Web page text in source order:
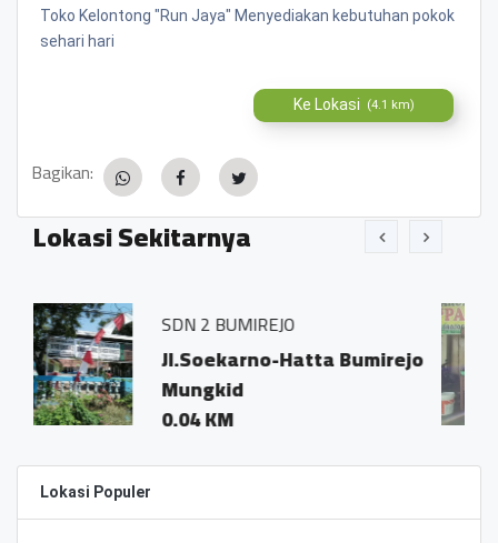
Toko Kelontong "Run Jaya" Menyediakan kebutuhan pokok
sehari hari
Ke Lokasi (4.1 km)
Bagikan:
Lokasi Sekitarnya
2 BUMIREJO
Hatta Bumirejo
KM
Warung
Magelang
0.02 KM
Lokasi Populer